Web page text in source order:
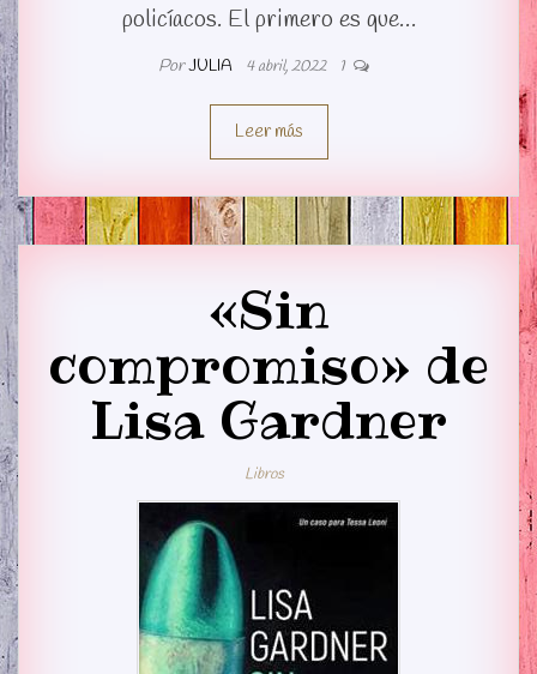
policíacos. El primero es que…
PorJULIA 4 abril, 2022 1
Leer más
«Sin
compromiso» de
Lisa Gardner
Libros